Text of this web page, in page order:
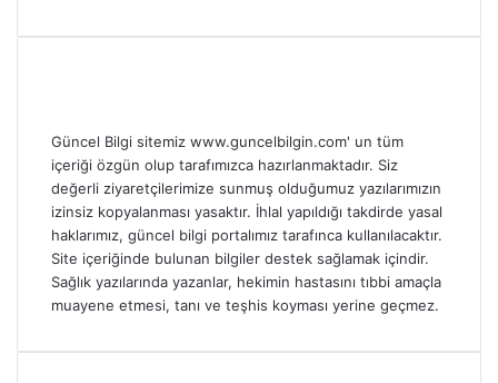
Güncel Bilgi sitemiz www.guncelbilgin.com' un tüm
içeriği özgün olup tarafımızca hazırlanmaktadır. Siz
değerli ziyaretçilerimize sunmuş olduğumuz yazılarımızın
izinsiz kopyalanması yasaktır. İhlal yapıldığı takdirde yasal
haklarımız, güncel bilgi portalımız tarafınca kullanılacaktır.
Site içeriğinde bulunan bilgiler destek sağlamak içindir.
Sağlık yazılarında yazanlar, hekimin hastasını tıbbi amaçla
muayene etmesi, tanı ve teşhis koyması yerine geçmez.